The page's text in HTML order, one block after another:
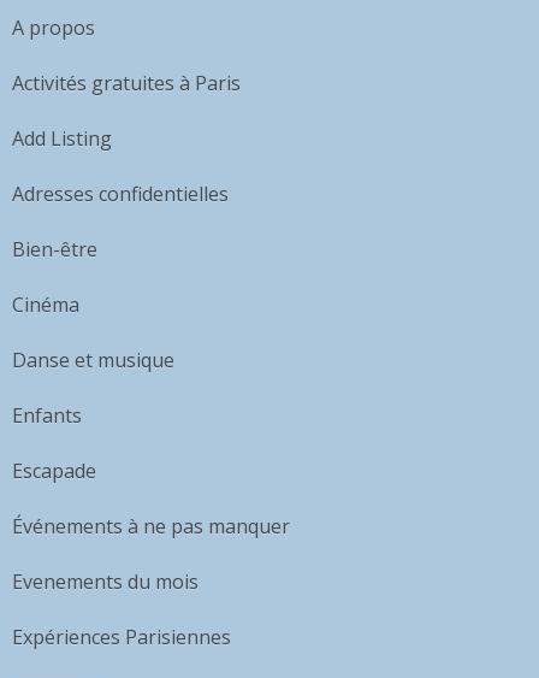
A propos
Activités gratuites à Paris
Add Listing
Adresses confidentielles
Bien-être
Cinéma
Danse et musique
Enfants
Escapade
Événements à ne pas manquer
Evenements du mois
Expériences Parisiennes